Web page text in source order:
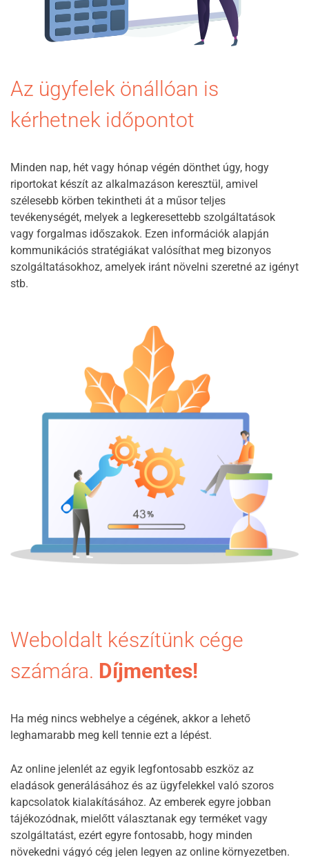
Az ügyfelek önállóan is
kérhetnek időpontot
Minden nap, hét vagy hónap végén dönthet úgy, hogy
riportokat készít az alkalmazáson keresztül, amivel
szélesebb körben tekintheti át a műsor teljes
tevékenységét, melyek a legkeresettebb szolgáltatások
vagy forgalmas időszakok. Ezen információk alapján
kommunikációs stratégiákat valósíthat meg bizonyos
szolgáltatásokhoz, amelyek iránt növelni szeretné az igényt
stb.
Weboldalt készítünk cége
számára. Díjmentes!
Ha még nincs webhelye a cégének, akkor a lehető
leghamarabb meg kell tennie ezt a lépést.
Az online jelenlét az egyik legfontosabb eszköz az
eladások generálásához és az ügyfelekkel való szoros
kapcsolatok kialakításához. Az emberek egyre jobban
tájékozódnak, mielőtt választanak egy terméket vagy
szolgáltatást, ezért egyre fontosabb, hogy minden
növekedni vágyó cég jelen legyen az online környezetben.